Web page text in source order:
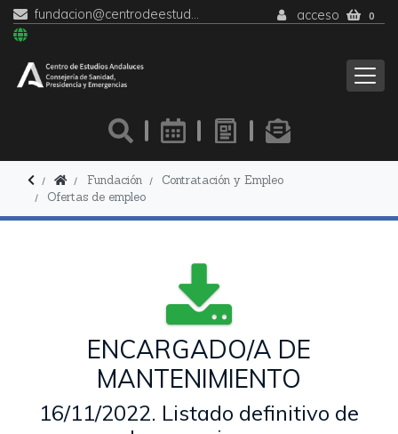
fundacion@centrodeestudiosandaluces.es acceso 0
Fundación
Contratación y Empleo
Ofertas de empleo
ENCARGADO/A DE
MANTENIMIENTO
16/11/2022. Listado definitivo de